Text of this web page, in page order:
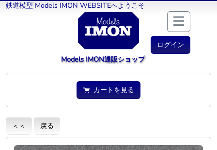
鉄道模型 Models IMON WEBSITEへようこそ
ログイン
Models IMON通販ショップ
カートを見る
＜＜ 戻る